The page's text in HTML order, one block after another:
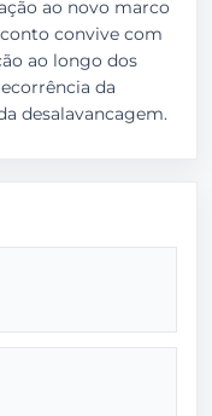
ao novo marco
convive com
ao longo dos
da
desalavancagem.